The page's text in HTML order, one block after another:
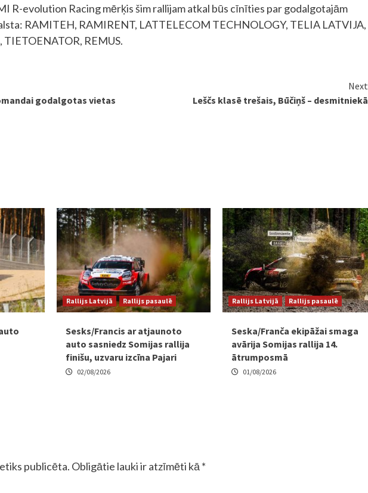
R-evolution Racing mērķis šim rallijam atkal būs cīnīties par godalgotajām
RAMITEH, RAMIRENT, LATTELECOM TECHNOLOGY, TELIA LATVIJA,
REMUS.
godalgotas vietas
Next
Leščs klasē trešais, Būčiņš – desmitniekā
Rallijs Latvijā Rallijs pasaulē
Sesks/Francis ar atjaunoto
auto sasniedz Somijas rallija
finišu, uzvaru izcīna Pajari
02/08/2026
Rallijs Latvijā Rallijs pasaulē
Seska/Franča ekipāžai smaga
avārija Somijas rallija 14.
ātrumposmā
01/08/2026
publicēta. Obligātie lauki ir atzīmēti kā*